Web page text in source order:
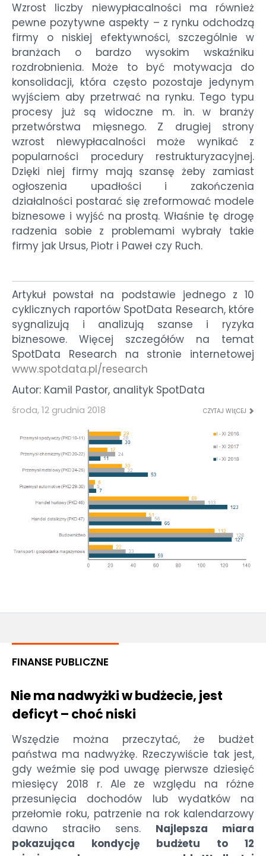
Wzrost liczby niewypłacalności ma również
pewne pozytywne aspekty – z rynku odchodzą
firmy o niskiej efektywności, szczególnie w
branżach o bardzo wysokim wskaźniku
rozdrobnienia. Może to być motywacja do
konsolidacji, która często pozostaje jedynym
wyjściem aby przetrwać na rynku. Tego typu
procesy już są widoczne m. in. w branży
przetwórstwa mięsnego. Z drugiej strony
wzrost niewypłacalności może wynikać z
popularności procedury restrukturyzacyjnej.
Dzięki niej firmy mają szansę żeby zamiast
ogłoszenia upadłości i zakończenia
działalności postarać się zreformować modele
biznesowe i wyjść na prostą. Właśnie tę drogę
radzenia sobie z problemami wybrały takie
firmy jak Ursus, Piotr i Paweł czy Ruch.
Artykuł powstał na podstawie jednego z 10
cyklicznych raportów SpotData Research, które
sygnalizują i analizują szanse i ryzyka
biznesowe. Więcej szczegółów na temat
SpotData Research na stronie internetowej
www.spotdata.pl/research
Autor: Kamil Pastor, analityk SpotData
środa, 12 grudnia 2018 CZYTAJ WIĘCEJ
FINANSE PUBLICZNE
Nie ma nadwyżki w budżecie, jest
deficyt – choć niski
Wszędzie można przeczytać, że budżet
państwa ma nadwyżkę. Rzeczywiście tak jest,
gdy weźmie się pod uwagę pierwsze dziesięć
miesięcy 2018 r. Ale ze względu na różne
przesunięcia dochodów lub wydatków na
przełomie roku, patrzenie na rok kalendarzowy
dawno straciło sens. Najlepsza miara
pokazująca kondycję budżetu to 12